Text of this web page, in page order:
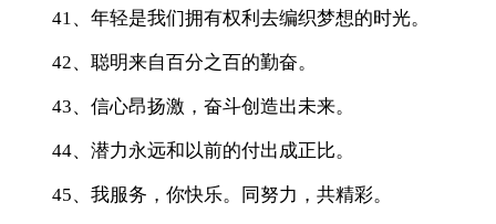
41、年轻是我们拥有权利去编织梦想的时光。
42、聪明来自百分之百的勤奋。
43、信心昂扬激，奋斗创造出未来。
44、潜力永远和以前的付出成正比。
45、我服务，你快乐。同努力，共精彩。